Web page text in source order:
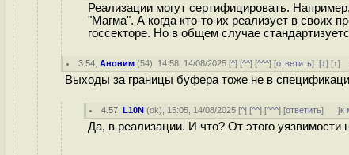
Реализации могут сертифицировать.
"Магма". А когда кто-то их реализует в своих
госсекторе. Но в общем случае
3.54 ,Аноним (54), 14:58, 14/08/2025 [^] [^^] [^^^] [ответить][↓] [↑]
Выходы за границы буфера тоже не в
4.57 ,L10N (ok), 15:05, 14/08/2025 [^] [^^] [^^^] [ответить] [к
Да, в реализации. И что? От этого уязвимости